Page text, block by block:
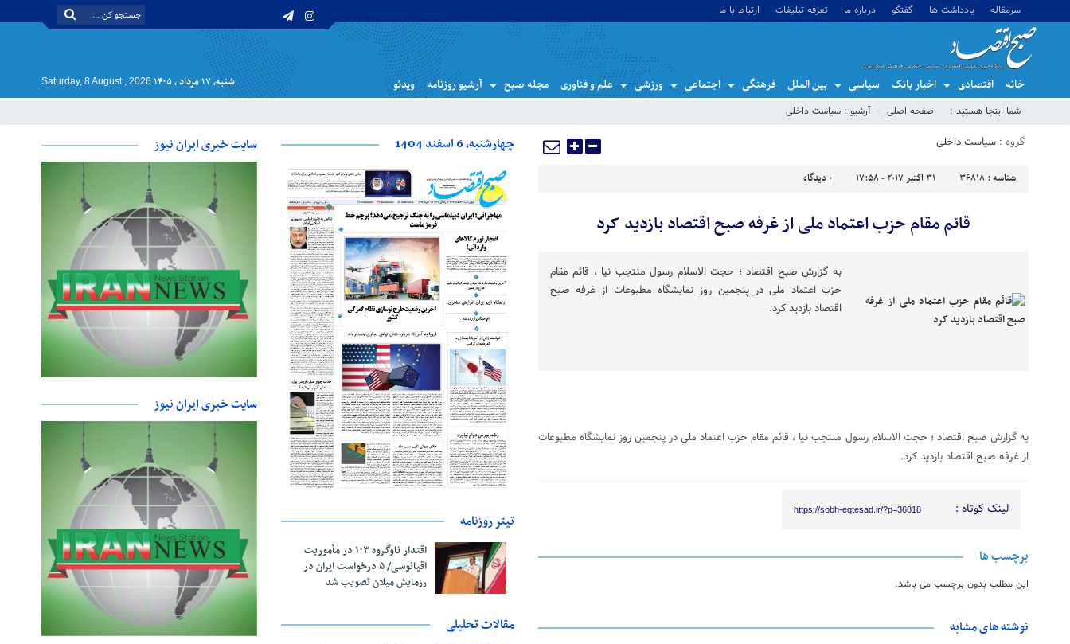
سرمقاله یادداشت ها گفتگو درباره ما تعرفه تبلیغات ارتباط با ما
خانه اقتصادی اخبار بانک سیاسی بین الملل فرهنگی اجتماعی ورزشی علم و فناوری مجله صبح آرشیو روزنامه ویدئو شنبه, ۱۷ مرداد , ۱۴۰۵ Saturday, 8 August , 2026
شما اینجا هستید : صفحه اصلی آرشیو : سیاست داخلی
گروه : سیاست داخلی
شناسه : 36818 31 اکتبر 2017 - 17:58 0 دیدگاه
قائم مقام حزب اعتماد ملی از غرفه صبح اقتصاد بازدید کرد
به گزارش صبح اقتصاد ؛ حجت الاسلام رسول منتجب نیا ، قائم مقام
حزب اعتماد ملی در پنجمین روز نمایشگاه مطبوعات از غرفه صبح
اقتصاد بازدید کرد.
به گزارش صبح اقتصاد ؛ حجت الاسلام رسول منتجب نیا ، قائم مقام حزب اعتماد ملی در پنجمین روز نمایشگاه مطبوعات
از غرفه صبح اقتصاد بازدید کرد.
لینک کوتاه : https://sobh-eqtesad.ir/?p=36818
برچسب ها
این مطلب بدون برچسب می باشد.
نوشته های مشابه
چهارشنبه، 6 اسفند 1404
تیتر روزنامه
اقتدار ناوگروه ۱۰۳ در مأموریت‌
اقیانوسی/ ۵ درخواست ایران در
رزمایش میلان تصویب شد
مقالات تحلیلی
سایت خبری ایران نیوز
سایت خبری ایران نیوز